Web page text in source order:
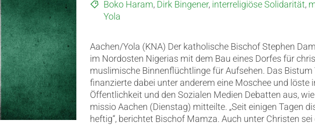
Boko Haram, Dirk Bingener, interreligiöse Solidarität,
Yola
Aachen/Yola (KNA) Der katholische Bischof Stephen
im Nordosten Nigerias mit dem Bau eines Dorfes für
muslimische Binnenflüchtlinge für Aufsehen. Das Bistum
finanzierte dabei unter anderem eine Moschee und löste
Öffentlichkeit und den Sozialen Medien Debatten aus,
missio Aachen (Dienstag) mitteilte. „Seit einigen Tagen
heftig“, berichtet Bischof Mamza. Auch unter Christen sei